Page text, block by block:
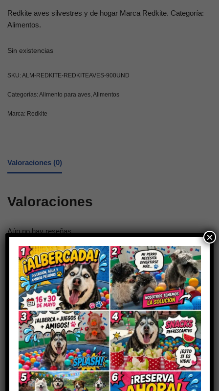
Redkite aves silvestres y de hogar Marca Redkite. Categoría:
Alimentos.
Sin existencias
SKU: ALM-REDKITE-REDKITEAVES-900UND
Categorías: Alimento para aves Alimentos
Marca: Redkite
Valoraciones (0)
Valoraciones
Aún no hay reseñas
Sé el primero en valorar “Redkite aves
silvestres y de hogar”
Tu dirección de correo electrónico no será publicada. Los
campos obligatorios están marcados con*
Tu puntuación
Tu valoración*
×